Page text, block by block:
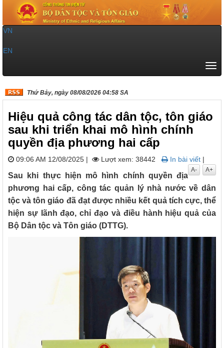
VN
EN
Thứ Bảy, ngày 08/08/2026 04:58 SA
Hiệu quả công tác dân tộc, tôn giáo
sau khi triển khai mô hình chính
quyền địa phương hai cấp
09:06 AM 12/08/2025 | Lượt xem: 38442 In bài viết |
A+
A-
Sau khi thực hiện mô hình chính quyền địa
phương hai cấp, công tác quản lý nhà nước về dân
tộc và tôn giáo đã đạt được nhiều kết quả tích cực, thể
hiện sự lãnh đạo, chỉ đạo và điều hành hiệu quả của
Bộ Dân tộc và Tôn giáo (DTTG).